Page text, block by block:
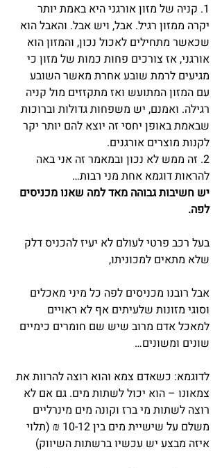
1. קניה של מזון אורגני היא באמת יותר
יקרה ממזון רגיל. אבל, ויש אבל. והאבל הוא
שכאשר מתחילים לאכול נכון, והמזון הוא
אורגני, אז צורכים פחות כמות של מזון כי
מגיעים לרמת שובע אחרת מאשר השובע
עם המזון המתועש ואז מתקזזים מול קניה
רגילה. ואמנם, יש משפחות גדולות וברוכות
שבאמת באופן יחסי זה יוצא להם יותר יקר
לקנות מוצרים אורגנים.
2. זה ממש לא נכון ובמאמר זה אני באה
להראות דוגמא אחת מני רבות…
יש חשיבות גבוהה מאד למה שאנו מכניסים
לפה.
בעל רכב פרטי לעולם לא יעיז להכניס דלק
שלא מתאים למכוניתו,
אבל רובנו מכניסים לפה כל מיני מאכלים
וסוגי מזונות שלעיתים אף לא ראויים
למאכל אדם מרוב שיש שם חומרים כימיים
שונים ומשונים…
לדוגמא: כשאדם צמא והוא רוצה להרוות את
צמאונו – הוא יכול לשתות מים. גם אם לא
רוצה לשתות מי ברז וקונה מים מינרליים
משלם על שישיית מים בין 10-12 ₪ (תלוי
איזה מבצע יש עכשיו ברשתות השיווק)